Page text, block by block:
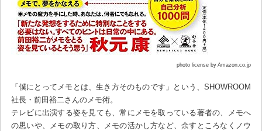
photo license by Amazon.co.jp
「僕にとってメモとは、生き方そのものです」という、SHOWROOM
社長・前田裕二さんのメモ術。
テレビに出演する姿を見ても、常にメモを取っている著者の、メモへ
の思いや、メモの取り方、メモの活かし方など、余すところなくノウ